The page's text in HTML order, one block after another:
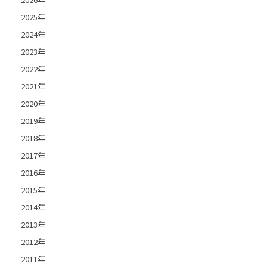
2025年
2024年
2023年
2022年
2021年
2020年
2019年
2018年
2017年
2016年
2015年
2014年
2013年
2012年
2011年